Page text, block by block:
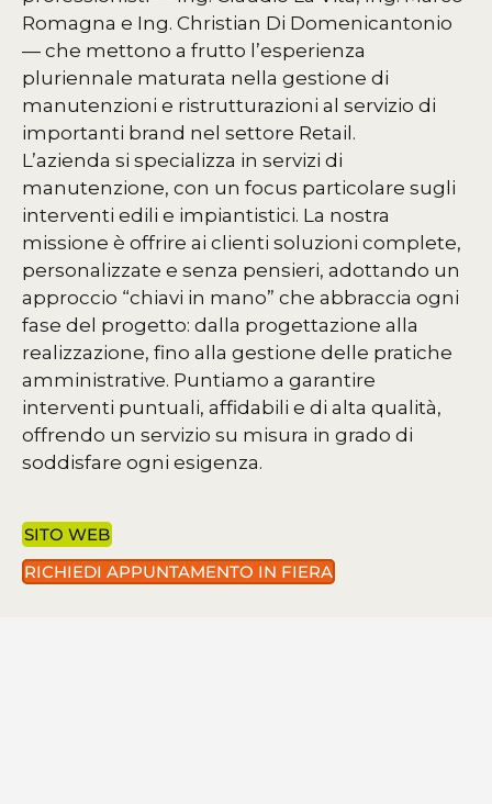
Romagna e Ing. Christian Di Domenicantonio
— che mettono a frutto l’esperienza
pluriennale maturata nella gestione di
manutenzioni e ristrutturazioni al servizio di
importanti brand nel settore Retail.
L’azienda si specializza in servizi di
manutenzione, con un focus particolare sugli
interventi edili e impiantistici. La nostra
missione è offrire ai clienti soluzioni complete,
personalizzate e senza pensieri, adottando un
approccio “chiavi in mano” che abbraccia ogni
fase del progetto: dalla progettazione alla
realizzazione, fino alla gestione delle pratiche
amministrative. Puntiamo a garantire
interventi puntuali, affidabili e di alta qualità,
offrendo un servizio su misura in grado di
soddisfare ogni esigenza.
SITO WEB
RICHIEDI APPUNTAMENTO IN FIERA